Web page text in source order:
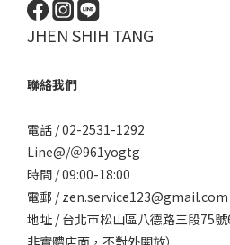
JHEN SHIH TANG
聯絡我們
電話 / 02-2531-1292
Line@/＠961yogtg
時間 / 09:00-18:00
電郵 / zen.service123@gmail.com
地址 / 台北巿松山區八德路三段75
非實體店面，不對外開放）